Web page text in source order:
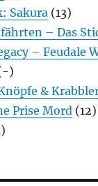
Sakura (13)
– Das
– Feudale
)
&
Prise Mord (12)